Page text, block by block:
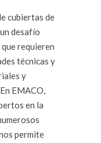
cubiertas de
desafío
requieren
técnicas y
y
EMACO,
en la
permite